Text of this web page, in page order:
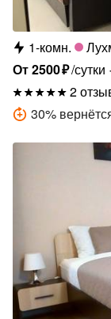
1-комн.
От2500₽/сутки
2
30%